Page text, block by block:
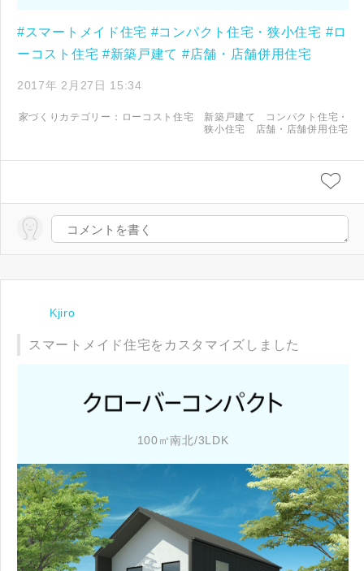
#スマートメイド住宅 #コンパクト住宅・狭小住宅 #ロ
ーコスト住宅 #新築戸建て #店舗・店舗併用住宅
2017年 2月27日 15:34
家づくりカテゴリー： ローコスト住宅 新築戸建て
コンパクト住宅・
狭小住宅
店舗・店舗併用住宅
Kjiro
スマートメイド住宅をカスタマイズしました
100㎡南北/3LDK